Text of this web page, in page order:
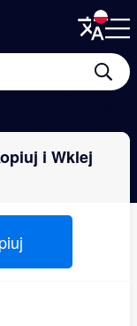
i Wklej